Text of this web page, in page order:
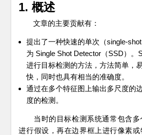
1. 概述
文章的主要贡献有：
提出了一种快速的单次（single-
为 Single Shot Detector（SSD）。
进行目标检测的方法，方法简单，
快，同时也具有相当的准确度。
通过在多个特征图上输出多尺度的
度的检测。
当时的目标检测系统通常包含多
进行假设，再在边界框上进行像素